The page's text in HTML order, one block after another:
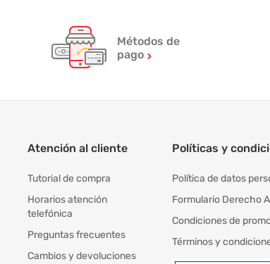
Métodos de
pago
Atención al cliente
Tutorial de compra
Horarios atención
telefónica
Preguntas frecuentes
Cambios y devoluciones
Políticas y
Política de datos
Formulario Derecho
Condiciones de
Términos y